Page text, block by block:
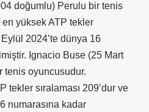
doğumlu) Perulu bir tenis
yüksek ATP tekler
Eylül 2024’te dünya 16
Ignacio Buse (25 Mart
tenis oyuncusudur.
tekler sıralaması 209’dur ve
numarasına kadar